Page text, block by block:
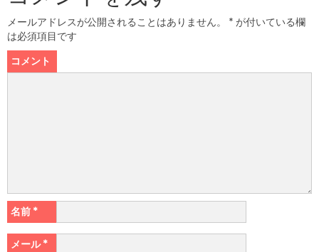
メールアドレスが公開されることはありません。 * が付いている欄
は必須項目です
コメント
名前 *
メール*